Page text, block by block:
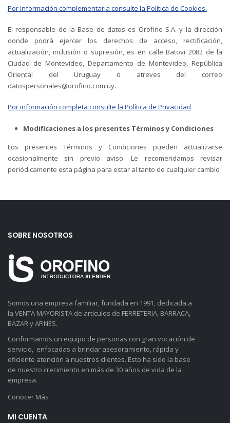
Por información complementaria consulte la Política de Cookies.
El responsable de la Base de datos es Orofino S.A. y la dirección
donde podrá ejercer los derechos de acceso, rectificación,
actualización, inclusión o supresión, es en calle Batovi 2082 de la
Ciudad de Montevideo, Departamento de Montevideo, República
Oriental del Uruguay o atreves del correo
datospersonales@orofino.com.uy.
Por información completa consulte la Política de Privacidad
Modificaciones a los presentes Términos y Condiciones
Los presentes Términos y Condiciones pueden actualizarse
ocasionalmente sin previo aviso. Le recomendamos revisar
periódicamente esta página para estar al tanto de cualquier cambio
SOBRE NOSOTROS
Somos una empresa familiar, fundada en 1991, dedicada a
la VENTA MAYORISTA de artículos de FERRETERIA, BARRACA,
BAZAR y AFINES.
Conformamos un equipo de personas con gran vocación de
servicio, enfocadas a brindar asesoramiento, rápida y
eficiente atención a nuestros clientes. Esto ha sido la base
de nuestro crecimiento en más de 30 años de vida de la
empresa.
Conocer Más
MI CUENTA